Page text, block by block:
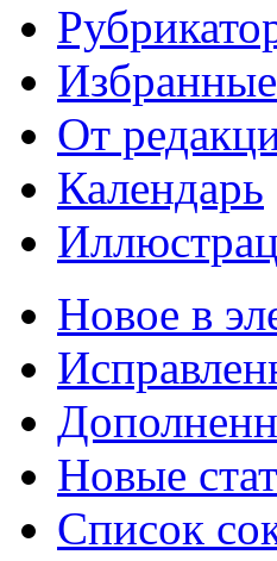
От
Календарь
Новое в
Новые
Список